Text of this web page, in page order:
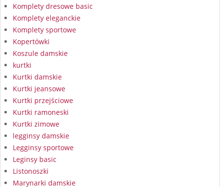
Komplety dresowe basic
Komplety eleganckie
Komplety sportowe
Kopertówki
Koszule damskie
kurtki
Kurtki damskie
Kurtki jeansowe
Kurtki przejściowe
Kurtki ramoneski
Kurtki zimowe
legginsy damskie
Legginsy sportowe
Leginsy basic
Listonoszki
Marynarki damskie